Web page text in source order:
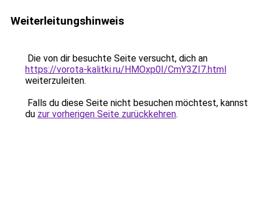
Weiterleitungshinweis
Die von dir besuchte Seite versucht, dich an
https://vorota-kalitki.ru/HMOxp0I/CmY3ZI7.html
weiterzuleiten.
Falls du diese Seite nicht besuchen möchtest, kannst
du zur vorherigen Seite zurückkehren.